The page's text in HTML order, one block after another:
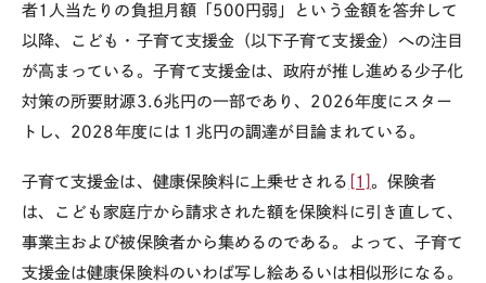
者1 人当たりの負担月額「500円弱」という金額を答弁して
以降、こども・子育て支援金（以下子育て支援金）への注目
が高まっている。子育て支援金は、政府が推し進める少子化
対策の所要財源3.6兆円の一部であり、 2026年度にスター
トし、 2028年度には１兆円の調達が目論まれている。
子育て支援金は、健康保険料に上乗せされる [1] 。保険者
は、こども家庭庁から請求された額を保険料に引き直して、
事業主および被保険者から集めるのである。よって、子育て
支援金は健康保険料のいわば写し絵あるいは相似形になる。